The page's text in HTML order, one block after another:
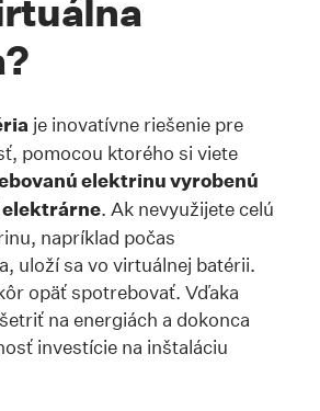
je inovatívne riešenie pre
pomocou ktorého si viete
elektrinu vyrobenú
. Ak nevyužijete celú
napríklad počas
uloží sa vo virtuálnej batérii.
opäť spotrebovať. Vďaka
na energiách a dokonca
investície na inštaláciu